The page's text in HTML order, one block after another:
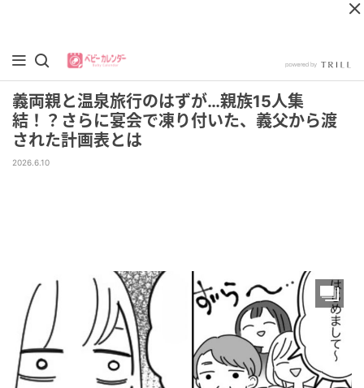
義両親と温泉旅行のはずが…親族15人集
結！？さらに宴会で凍り付いた、義父から渡
された計画表とは
2026.6.10